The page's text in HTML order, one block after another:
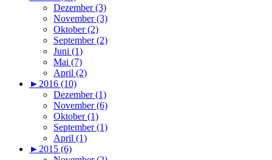
Dezember (3)
November (3)
Oktober (2)
September (2)
Juni (1)
Mai (7)
April (2)
► 2016 (10)
Dezember (1)
November (6)
Oktober (1)
September (1)
April (1)
► 2015 (6)